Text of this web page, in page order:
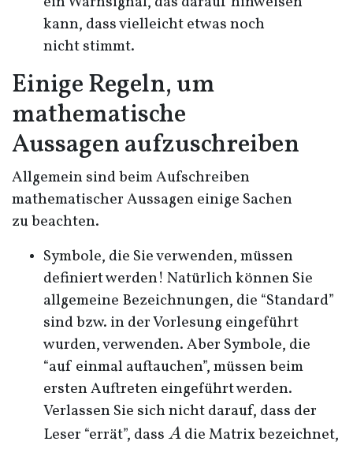
kann, dass vielleicht etwas noch
nicht stimmt.
Einige Regeln, um
mathematische
Aussagen aufzuschreiben
Allgemein sind beim Aufschreiben
mathematischer Aussagen einige Sachen
zu beachten.
Symbole, die Sie verwenden, müssen
definiert werden! Natürlich können Sie
allgemeine Bezeichnungen, die “Standard”
sind bzw. in der Vorlesung eingeführt
wurden, verwenden. Aber Symbole, die
“auf einmal auftauchen”, müssen beim
ersten Auftreten eingeführt werden.
Verlassen Sie sich nicht darauf, dass der
Leser “errät”, dass A
A die Matrix bezeichnet,